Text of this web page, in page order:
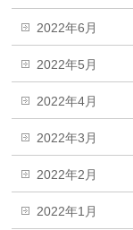
2022年6月
2022年5月
2022年4月
2022年3月
2022年2月
2022年1月